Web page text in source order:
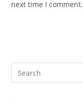
next time I comment.